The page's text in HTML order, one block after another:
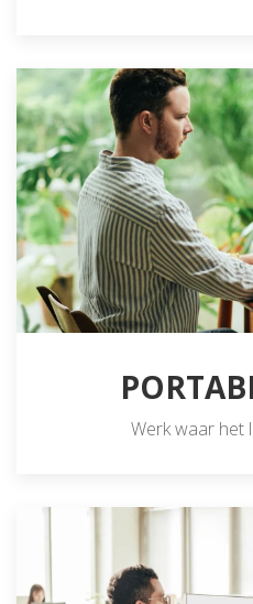
Werk waar het